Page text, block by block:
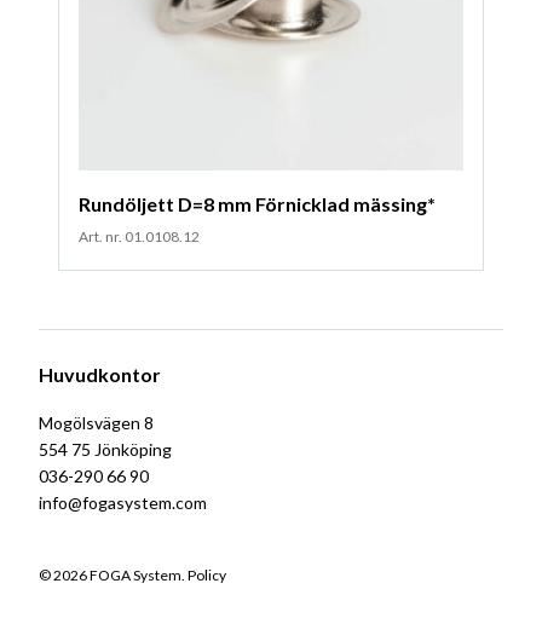
Rundöljett D=8 mm Förnicklad mässing*
Art. nr. 01.0108.12
Huvudkontor
Mogölsvägen 8
554 75 Jönköping
036-290 66 90
info@fogasystem.com
© 2026 FOGA System. Policy